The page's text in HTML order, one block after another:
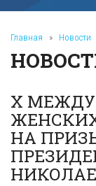
Главная » Новости
X
НА